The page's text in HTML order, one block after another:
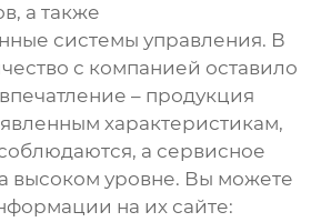
а также
системы управления. В
с компанией оставило
– продукция
характеристикам,
а сервисное
высоком уровне. Вы можете
на их сайте: